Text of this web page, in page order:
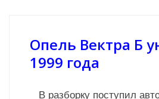
Опель Вектра Б
1999 года
В разборку поступил